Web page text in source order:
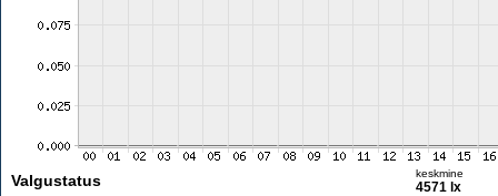
Valgustatus keskmine
4571 lx